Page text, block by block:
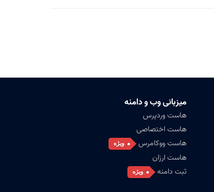
میزبانی وب و دامنه
هاست وردپرس
هاست اختصاصی
هاست ووکامرس
ویژه
هاست ارزان
ثبت دامنه
ویژه